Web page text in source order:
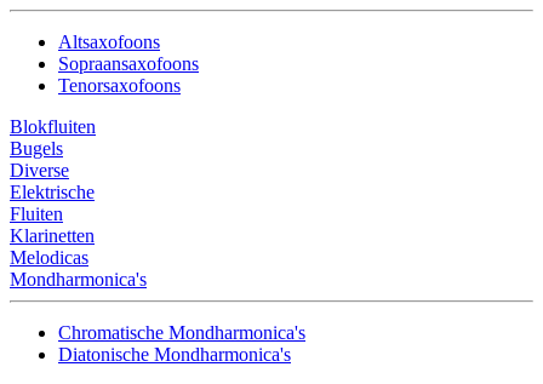
Altsaxofoons
Sopraansaxofoons
Tenorsaxofoons
Blokfluiten
Bugels
Diverse
Elektrische
Fluiten
Klarinetten
Melodicas
Mondharmonica's
Chromatische Mondharmonica's
Diatonische Mondharmonica's